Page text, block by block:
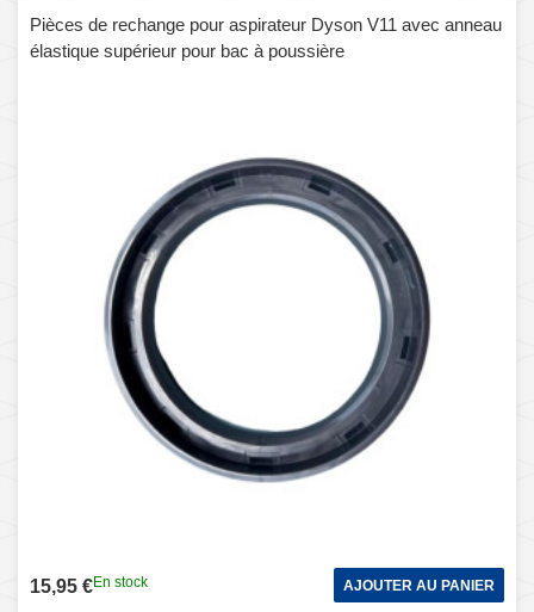
Pièces de rechange pour aspirateur Dyson V11 avec anneau
élastique supérieur pour bac à poussière
15,95 €En stock AJOUTER AU PANIER